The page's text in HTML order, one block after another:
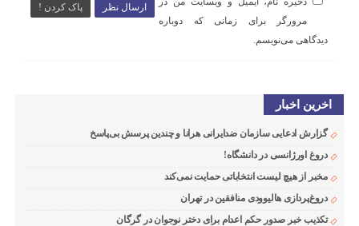
ارسال نظر پاک کردن !
مرورگر برای زمانی که دوباره
دیدگاهی می‌نویسم.
اخرین اخبار
گزارش ادعایی سازمان ضدایرانی هرانا و چندین پرسش بی‌پاسخ
دروغ اورژانسی در دانشگاه!
مخبر از هیچ لیست انتخاباتی حمایت نمی‌کند
دروغ‌پردازی هالیوودی منافقین در تهران
تکذیب خبر صدور حکم اعدام برای دختر نوجوان در گرگان